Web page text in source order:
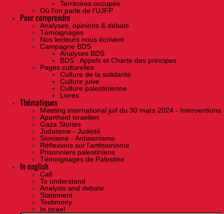
Territoires occupés
Où l'on parle de l'UJFP
Pour comprendre
Analyses, opinions & débats
Témoignages
Nos lecteurs nous écrivent
Campagne BDS
Analyses BDS
BDS : Appels et Charte des principes
Pages culturelles
Culture de la solidarité
Culture juive
Culture palestinienne
Livres
Thématiques
Meeting international juif du 30 mars 2024 - Interventions
Apartheid israélien
Gaza Stories
Judaïsme - Judéité
Sionisme - Antisionisme
Réflexions sur l’antisionisme
Prisonniers palestiniens
Témoignages de Palestine
In english
Call
To understand
Analysis and debate
Statement
Testimony
In israel